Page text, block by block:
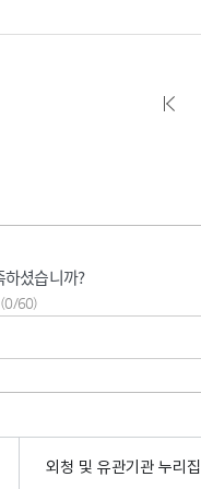
셨습니까?
60)
외청 및 유관기관 누리집